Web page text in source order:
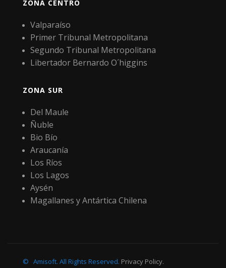
ZONA CENTRO
Valparaíso
Primer Tribunal Metropolitana
Segundo Tribunal Metropolitana
Libertador Bernardo O´higgins
ZONA SUR
Del Maule
Ñuble
Bio Bío
Araucanía
Los Ríos
Los Lagos
Aysén
Magallanes y Antártica Chilena
© Amisoft. All Rights Reserved. Privacy Policy.